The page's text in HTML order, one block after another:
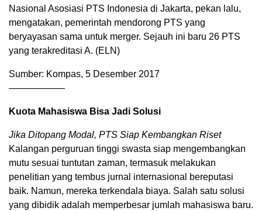
Nasional Asosiasi PTS Indonesia di Jakarta, pekan lalu,
mengatakan, pemerintah mendorong PTS yang
beryayasan sama untuk merger. Sejauh ini baru 26 PTS
yang terakreditasi A. (ELN)
Sumber: Kompas, 5 Desember 2017
——————
Kuota Mahasiswa Bisa Jadi Solusi
Jika Ditopang Modal, PTS Siap Kembangkan Riset
Kalangan perguruan tinggi swasta siap mengembangkan
mutu sesuai tuntutan zaman, termasuk melakukan
penelitian yang tembus jurnal internasional bereputasi
baik. Namun, mereka terkendala biaya. Salah satu solusi
yang dibidik adalah memperbesar jumlah mahasiswa baru.